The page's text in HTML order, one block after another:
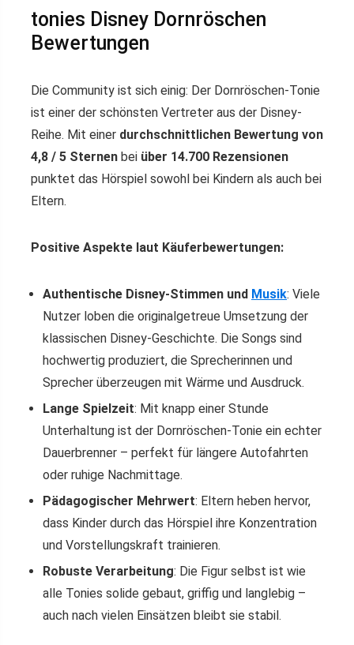
tonies Disney Dornröschen
Bewertungen
Die Community ist sich einig: Der Dornröschen-Tonie
ist einer der schönsten Vertreter aus der Disney-
Reihe. Mit einer durchschnittlichen Bewertung von
4,8 / 5 Sternen bei über 14.700 Rezensionen
punktet das Hörspiel sowohl bei Kindern als auch bei
Eltern.
Positive Aspekte laut Käuferbewertungen:
Authentische Disney-Stimmen und Musik: Viele
Nutzer loben die originalgetreue Umsetzung der
klassischen Disney-Geschichte. Die Songs sind
hochwertig produziert, die Sprecherinnen und
Sprecher überzeugen mit Wärme und Ausdruck.
Lange Spielzeit: Mit knapp einer Stunde
Unterhaltung ist der Dornröschen-Tonie ein echter
Dauerbrenner – perfekt für längere Autofahrten
oder ruhige Nachmittage.
Pädagogischer Mehrwert: Eltern heben hervor,
dass Kinder durch das Hörspiel ihre Konzentration
und Vorstellungskraft trainieren.
Robuste Verarbeitung: Die Figur selbst ist wie
alle Tonies solide gebaut, griffig und langlebig –
auch nach vielen Einsätzen bleibt sie stabil.